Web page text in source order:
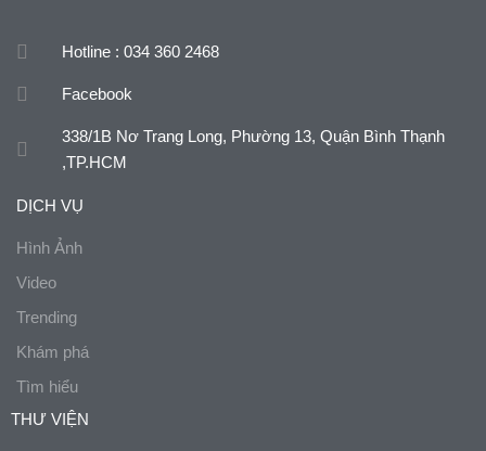
Hotline : 034 360 2468
Facebook
338/1B Nơ Trang Long, Phường 13, Quận Bình Thạnh
,TP.HCM
DỊCH VỤ
Hình Ảnh
Video
Trending
Khám phá
Tìm hiểu
THƯ VIỆN